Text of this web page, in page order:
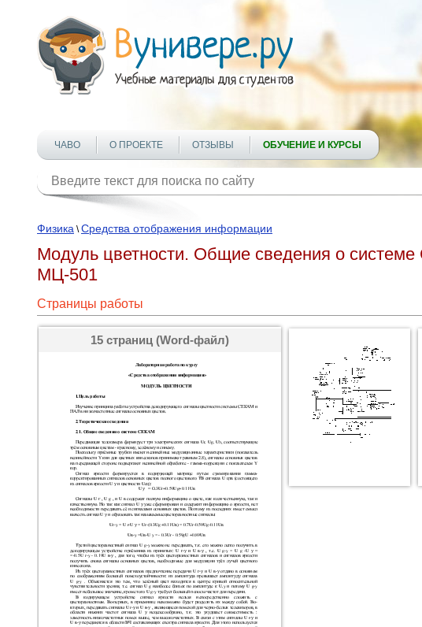
ЧАВО О ПРОЕКТЕ ОТЗЫВЫ ОБУЧЕНИЕ И КУРСЫ
Физика \Средства отображения информации
Модуль цветности. Общие сведения о
МЦ-501
Страницы работы
15 страниц (Word-файл)